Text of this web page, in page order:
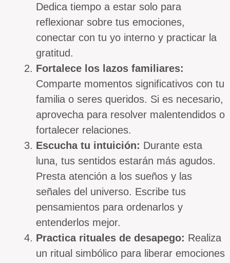
Dedica tiempo a estar solo para
reflexionar sobre tus emociones,
conectar con tu yo interno y practicar la
gratitud.
Fortalece los lazos familiares:
Comparte momentos significativos con tu
familia o seres queridos. Si es necesario,
aprovecha para resolver malentendidos o
fortalecer relaciones.
Escucha tu intuición: Durante esta
luna, tus sentidos estarán más agudos.
Presta atención a los sueños y las
señales del universo. Escribe tus
pensamientos para ordenarlos y
entenderlos mejor.
Practica rituales de desapego: Realiza
un ritual simbólico para liberar emociones